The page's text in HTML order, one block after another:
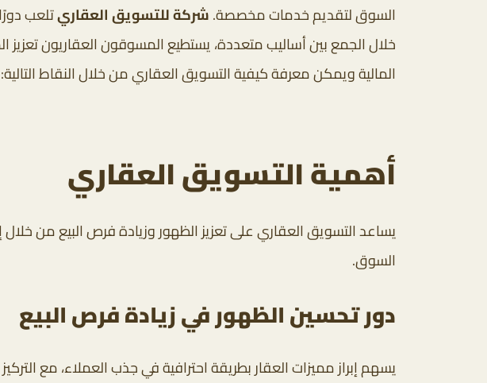
السوق لتقديم خدمات مخصصة.شركة للتسويق العقاريتلعب
خلال الجمع بين أساليب متعددة، يستطيع المسوقون العقاريون
المالية ويمكن معرفة كيفية التسويق العقاري من خلال النقاط التالية:
أهمية التسويق العقاري
يساعد التسويق العقاري على تعزيز الظهور وزيادة فرص البيع من
السوق.
دور تحسين الظهور في زيادة فرص البيع
يسهم إبراز مميزات العقار بطريقة احترافية في جذب العملاء، مع